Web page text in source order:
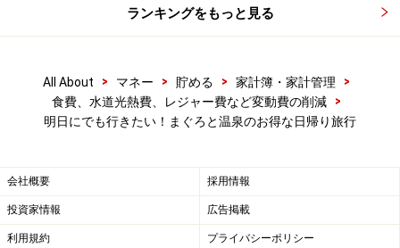
用するしかない地理的な要因等もあって、ハイシーズン
には自動車と観光客でとても混雑する可能性がありま
たが、城ヶ島からの帰りのバスが物凄い混雑でした。
ランキングをもっと見る
All About > マネー > 貯める > 家計簿・家計管理
>
食費、水道光熱費、レジャー費など変動費の削減
>
明日にでも行きたい！まぐろと温泉のお得な日帰り旅行
会社概要 採用情報
投資家情報 広告掲載
利用規約 プライバシーポリシー